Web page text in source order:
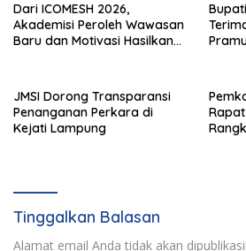
Dari ICOMESH 2026,
Akademisi Peroleh Wawasan
Baru dan Motivasi Hasilkan
JMSI Dorong Transparansi
Penanganan Perkara di
Kejati Lampung
Tinggalkan Balasan
Alamat email Anda tidak akan